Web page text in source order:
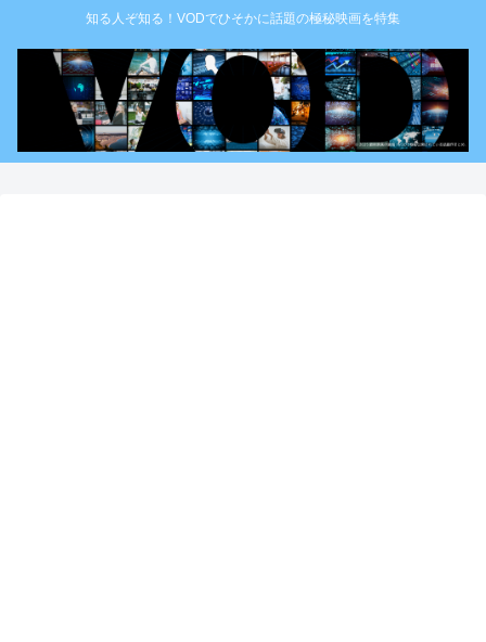
知る人ぞ知る！VODでひそかに話題の極秘映画を特集